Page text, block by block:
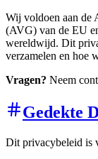
Wij voldoen aan de
(AVG) van de EU
wereldwijd. Dit
verzamelen en hoe
Vragen? Neem
Gedekte
Dit privacybeleid is